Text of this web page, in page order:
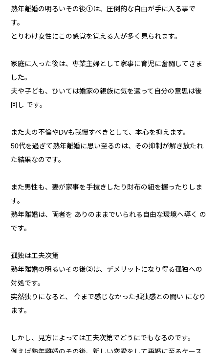
熟年離婚の明るいその後①は、圧倒的な自由が手に入る事で
す。
とりわけ女性にこの感覚を覚える人が多く見られます。
家庭に入った後は、専業主婦として家事に育児に奮闘してきま
した。
夫や子ども、ひいては婚家の親族に気を遣って自分の意思は後
回し です。
また夫の不倫やDVも我慢すべきとして、本心を抑えます。
50代を過ぎて熟年離婚に思い至るのは、その抑制が解き放たれ
た結果なのです。
また男性も、妻が家事を手抜きしたり財布の紐を握ったりしま
す。
熟年離婚は、両者を ありのままでいられる自由な環境へ導く の
です。
孤独は工夫次第
熟年離婚の明るいその後②は、デメリットになり得る孤独への
対処です。
突然独りになると、 今まで感じなかった孤独感との闘い になり
ます。
しかし、見方によっては工夫次第でどうにでもなるのです。